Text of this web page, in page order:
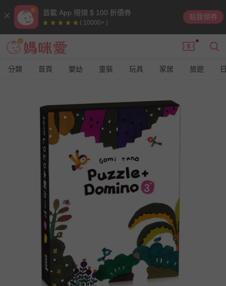
首載 App 現領 $ 100 折價券
( 10000+ )
點我領券
分類 首頁 嬰幼 童裝 玩具 家居 旅遊